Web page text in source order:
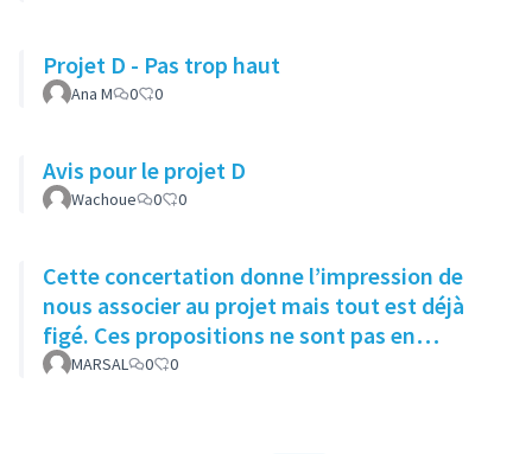
Projet D - Pas trop haut
Ana M 0 0
Avis pour le projet D
Wachoue 0 0
Cette concertation donne l’impression de
nous associer au projet mais tout est déjà
figé. Ces propositions ne sont pas en
adéquation avec le quartier.
MARSAL 0 0